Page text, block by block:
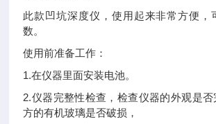
此款凹坑深度仪，使用起来非常方便，
数。
使用前准备工作：
1.在仪器里面安装电池。
2.仪器完整性检查，检查仪器的外观是
方的有机玻璃是否破损，